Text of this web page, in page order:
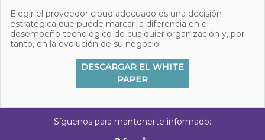
Elegir el proveedor cloud adecuado es una decisión
estratégica que puede marcar la diferencia en el
desempeño tecnológico de cualquier organización y, por
tanto, en la evolución de su negocio.
DESCARGAR EL WHITE
PAPER
Síguenos para mantenerte informado: